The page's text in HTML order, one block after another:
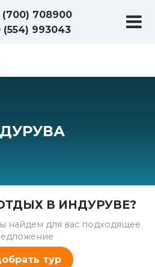
(700) 708900
(554) 993043
В ИНДУРУВЕ?
найдем для вас подходящее
тур